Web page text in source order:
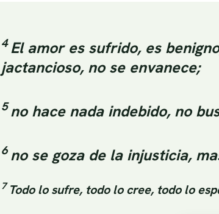
4El amor es sufrido, es
jactancioso, no se envanece;
5no hace nada indebido, no
6 no se goza de la injusticia,
7 Todo lo sufre, todo lo cree, todo lo